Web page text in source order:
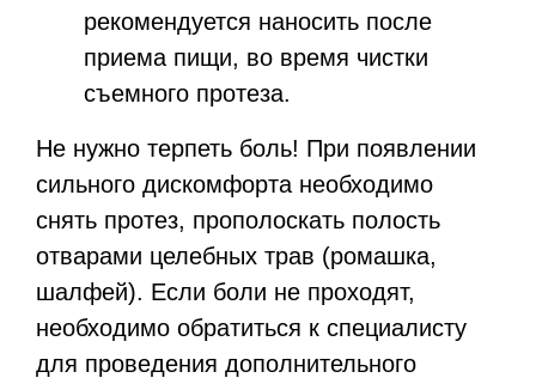
рекомендуется наносить после
приема пищи, во время чистки
съемного протеза.
Не нужно терпеть боль! При появлении
сильного дискомфорта необходимо
снять протез, прополоскать полость
отварами целебных трав (ромашка,
шалфей). Если боли не проходят,
необходимо обратиться к специалисту
для проведения дополнительного